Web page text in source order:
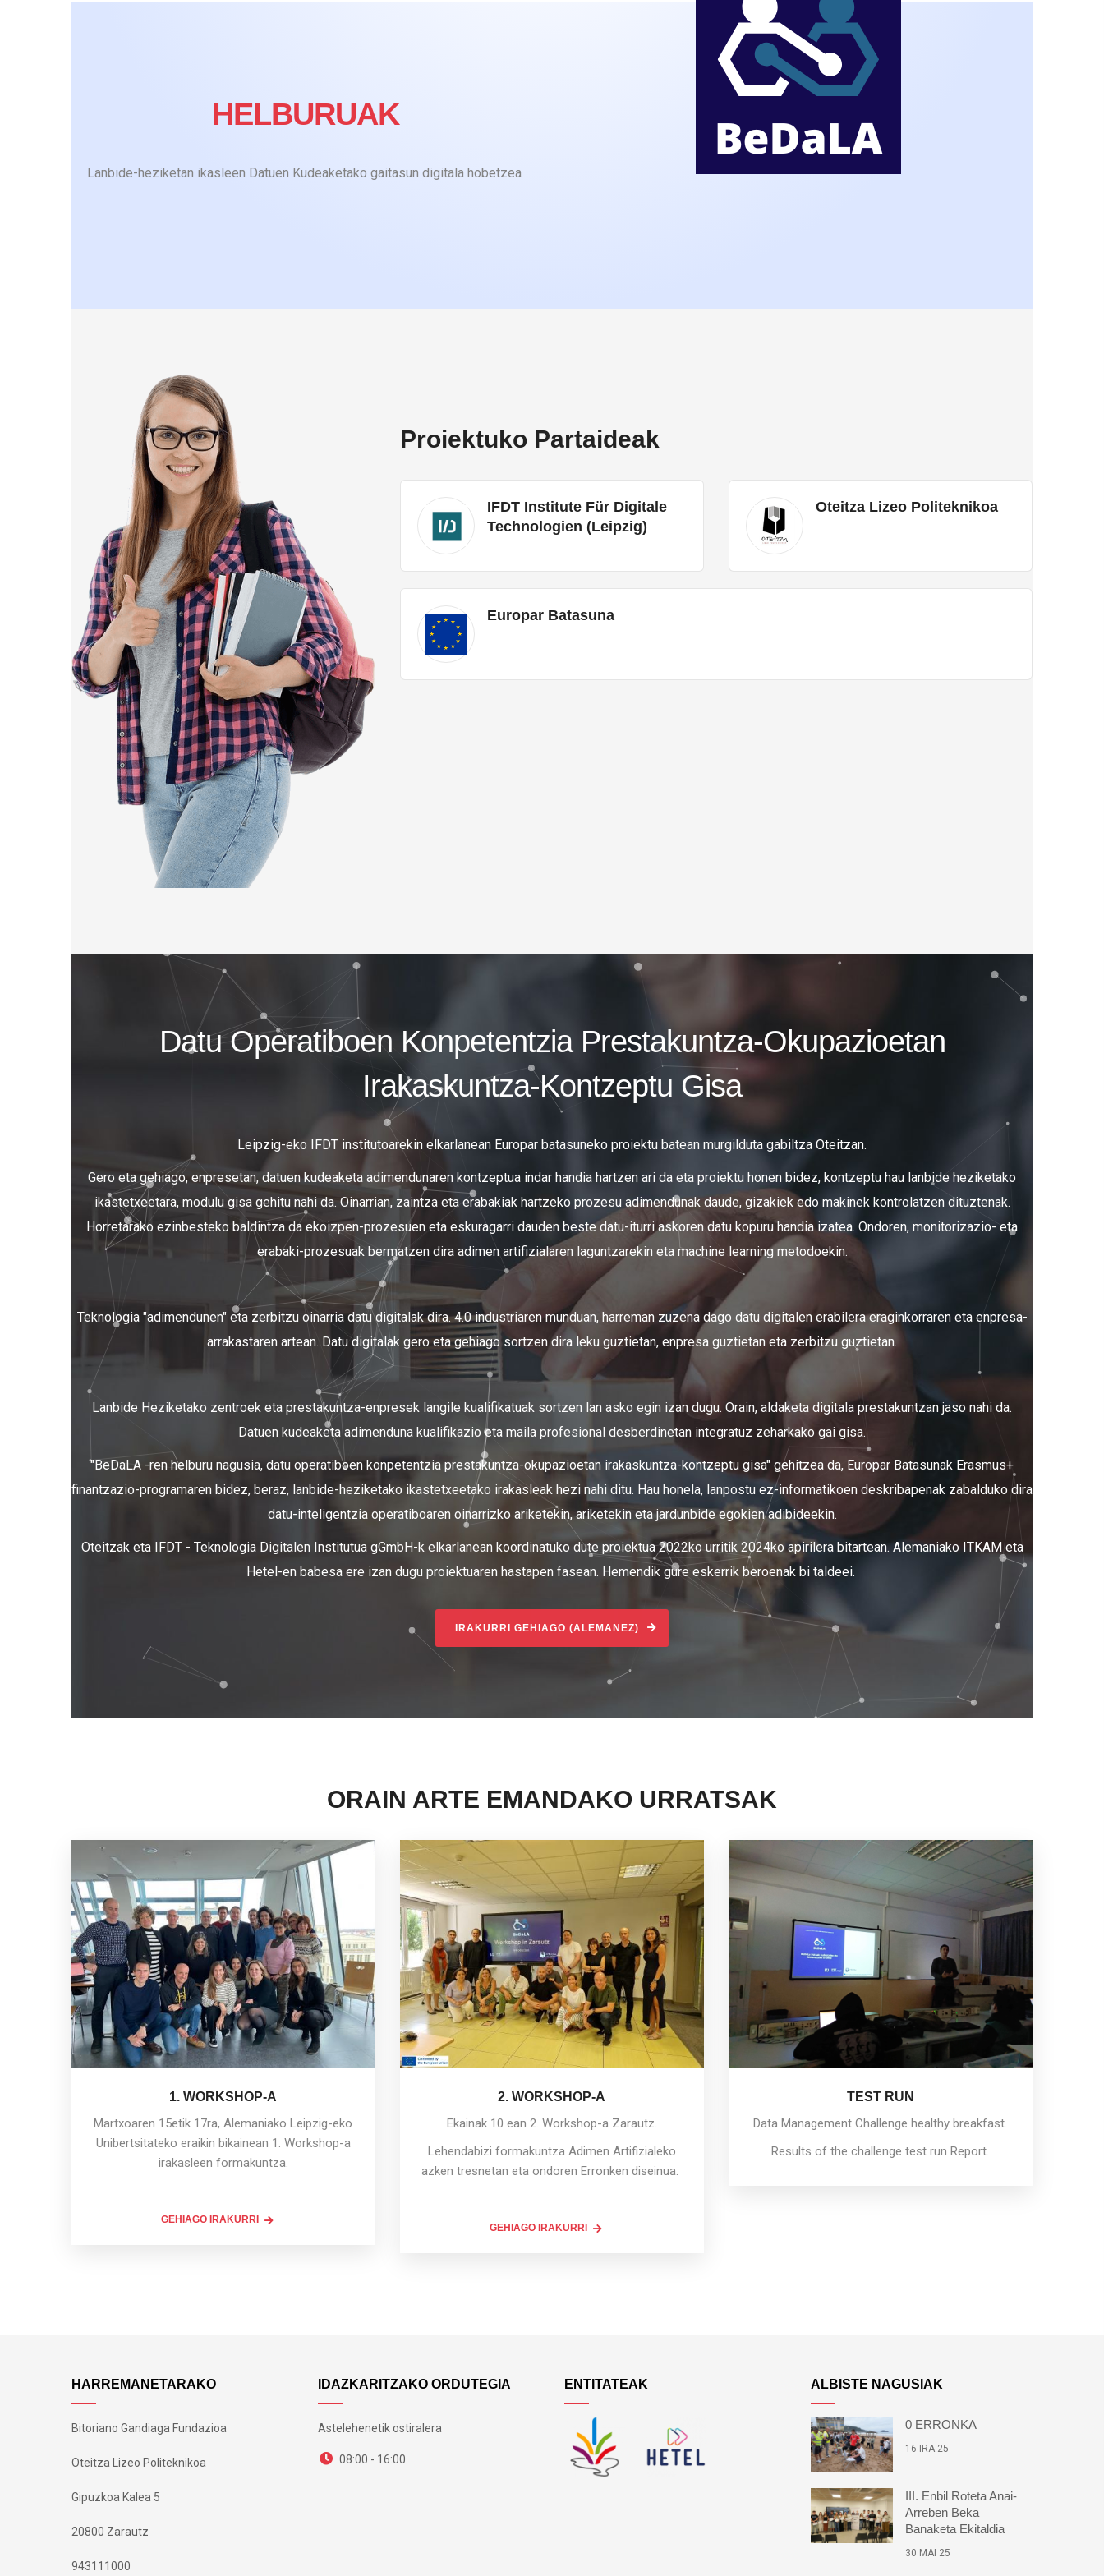
HELBURUAK
Lanbide-heziketan ikasleen Datuen Kudeaketako gaitasun digitala hobetzea
Proiektuko Partaideak
IFDT Institute Für Digitale
Technologien (Leipzig)
Oteitza Lizeo Politeknikoa
Europar Batasuna
Datu Operatiboen Konpetentzia Prestakuntza-Okupazioetan
Irakaskuntza-Kontzeptu Gisa
Leipzig-eko IFDT institutoarekin elkarlanean Europar batasuneko proiektu batean murgilduta gabiltza Oteitzan.
Gero eta gehiago, enpresetan, datuen kudeaketa adimendunaren kontzeptua indar handia hartzen ari da eta proiektu honen bidez, kontzeptu hau lanbide heziketako
ikastetxeetara, modulu gisa gehitu nahi da. Oinarrian, zaintza eta erabakiak hartzeko prozesu adimendunak daude, gizakiek edo makinek kontrolatzen dituztenak.
Horretarako ezinbesteko baldintza da ekoizpen-prozesuen eta eskuragarri dauden beste datu-iturri askoren datu kopuru handia izatea. Ondoren, monitorizazio- eta
erabaki-prozesuak bermatzen dira adimen artifizialaren laguntzarekin eta machine learning metodoekin.
Teknologia "adimendunen" eta zerbitzu oinarria datu digitalak dira. 4.0 industriaren munduan, harreman zuzena dago datu digitalen erabilera eraginkorraren eta enpresa-
arrakastaren artean. Datu digitalak gero eta gehiago sortzen dira leku guztietan, enpresa guztietan eta zerbitzu guztietan.
Lanbide Heziketako zentroek eta prestakuntza-enpresek langile kualifikatuak sortzen lan asko egin izan dugu. Orain, aldaketa digitala prestakuntzan jaso nahi da.
Datuen kudeaketa adimenduna kualifikazio eta maila profesional desberdinetan integratuz zeharkako gai gisa.
"BeDaLA -ren helburu nagusia, datu operatiboen konpetentzia prestakuntza-okupazioetan irakaskuntza-kontzeptu gisa" gehitzea da, Europar Batasunak Erasmus+
finantzazio-programaren bidez, beraz, lanbide-heziketako ikastetxeetako irakasleak hezi nahi ditu. Hau honela, lanpostu ez-informatikoen deskribapenak zabalduko dira
datu-inteligentzia operatiboaren oinarrizko ariketekin, ariketekin eta jardunbide egokien adibideekin.
Oteitzak eta IFDT - Teknologia Digitalen Institutua gGmbH-k elkarlanean koordinatuko dute proiektua 2022ko urritik 2024ko apirilera bitartean. Alemaniako ITKAM eta
Hetel-en babesa ere izan dugu proiektuaren hastapen fasean. Hemendik gure eskerrik beroenak bi taldeei.
IRAKURRI GEHIAGO (ALEMANEZ)
ORAIN ARTE EMANDAKO URRATSAK
1. WORKSHOP-A
Martxoaren 15etik 17ra, Alemaniako Leipzig-eko
Unibertsitateko eraikin bikainean 1. Workshop-a
irakasleen formakuntza.
GEHIAGO IRAKURRI
2. WORKSHOP-A
Ekainak 10 ean 2. Workshop-a Zarautz.
Lehendabizi formakuntza Adimen Artifizialeko
azken tresnetan eta ondoren Erronken diseinua.
GEHIAGO IRAKURRI
TEST RUN
Data Management Challenge healthy breakfast.
Results of the challenge test run Report.
HARREMANETARAKO
Bitoriano Gandiaga Fundazioa
Oteitza Lizeo Politeknikoa
Gipuzkoa Kalea 5
20800 Zarautz
943111000
IDAZKARITZAKO ORDUTEGIA
Astelehenetik ostiralera
08:00 - 16:00
ENTITATEAK ALBISTE NAGUSIAK
0 ERRONKA
16 IRA 25
III. Enbil Roteta Anai-
Arreben Beka
Banaketa Ekitaldia
30 MAI 25